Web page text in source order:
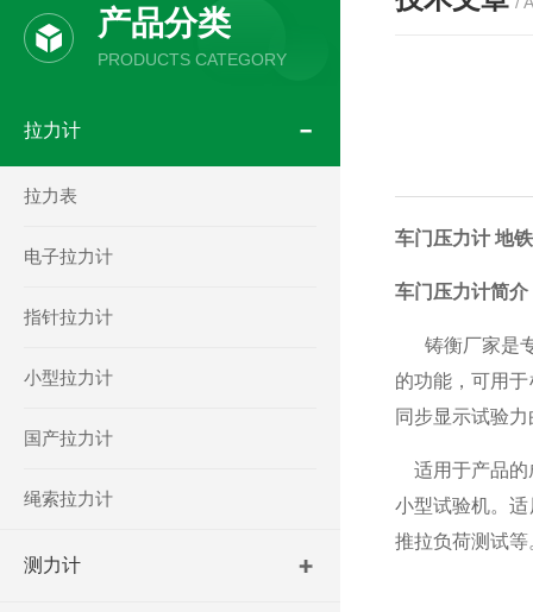
产品分类
PRODUCTS CATEGORY
拉力计
拉力表
电子拉力计
指针拉力计
小型拉力计
国产拉力计
绳索拉力计
测力计
车门压力计 地
车门压力计简介
铸衡厂家是
的功能，可用于
同步显示试验
适用于产品
小型试验机。适
推拉负荷测试等